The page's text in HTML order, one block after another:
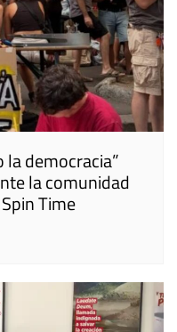
la democracia”
la comunidad
Time